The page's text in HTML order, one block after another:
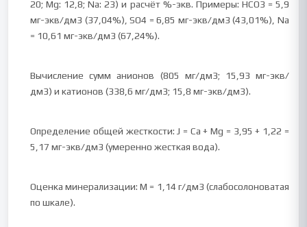
20; Mg: 12,8; Na: 23) и расчёт %-экв. Примеры: HCO3 = 5,9
мг-экв/дм3 (37,04%), SO4 = 6,85 мг-экв/дм3 (43,01%), Na
= 10,61 мг-экв/дм3 (67,24%).
Вычисление сумм анионов (805 мг/дм3; 15,93 мг-экв/
дм3) и катионов (338,6 мг/дм3; 15,8 мг-экв/дм3).
Определение общей жесткости: J = Ca + Mg = 3,95 + 1,22 =
5,17 мг-экв/дм3 (умеренно жесткая вода).
Оценка минерализации: M = 1,14 г/дм3 (слабосолоноватая
по шкале).